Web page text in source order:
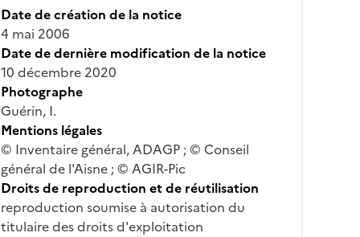
Date de création de la notice
4 mai 2006
Date de dernière modification de la notice
10 décembre 2020
Photographe
Guérin, I.
Mentions légales
© Inventaire général, ADAGP ; © Conseil
général de l'Aisne ; © AGIR-Pic
Droits de reproduction et de réutilisation
reproduction soumise à autorisation du
titulaire des droits d'exploitation